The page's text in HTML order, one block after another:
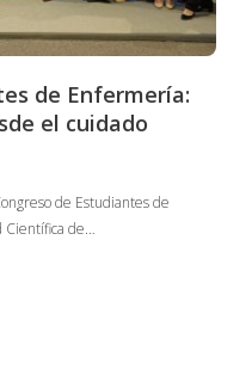
de Enfermería:
el cuidado
de Estudiantes de
Científica de…